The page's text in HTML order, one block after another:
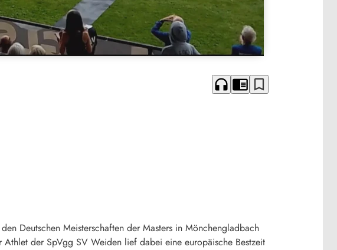
headphones chrome_reader_mode bookmark_border
Deutschen Meisterschaften der Masters in Mönchengladbach
der SpVgg SV Weiden lief dabei eine europäische Bestzeit